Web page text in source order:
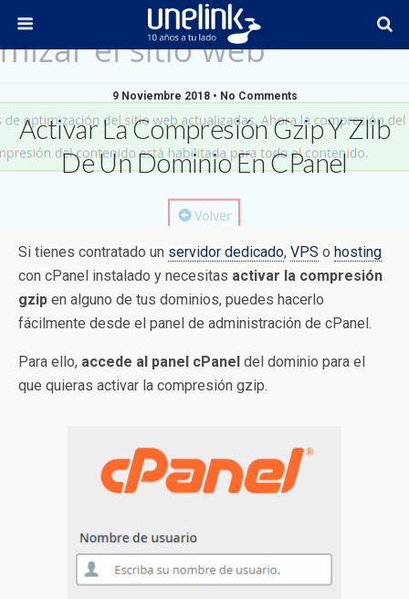
9 Noviembre 2018 • No Comments
Activar La Compresión Gzip Y Zlib
De Un Dominio En CPanel
Si tienes contratado un servidor dedicado, VPS o hosting
con cPanel instalado y necesitas activar la compresión
gzip en alguno de tus dominios, puedes hacerlo
fácilmente desde el panel de administración de cPanel.
Para ello, accede al panel cPanel del dominio para el
que quieras activar la compresión gzip.